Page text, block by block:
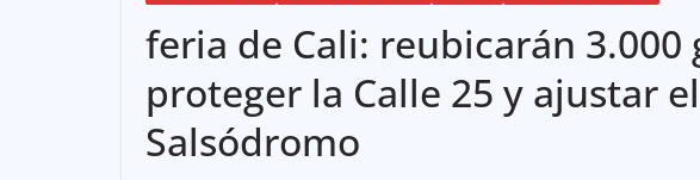
feria de Cali: reubicarán 3.000
proteger la Calle 25 y ajustar
Salsódromo